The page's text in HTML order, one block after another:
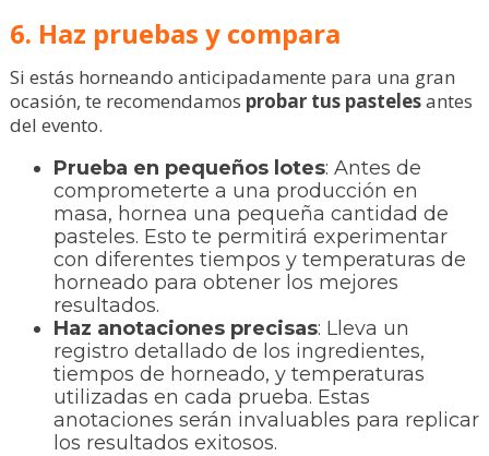
6. Haz pruebas y compara
Si estás horneando anticipadamente para una gran
ocasión, te recomendamos probar tus pastelesantes
del evento.
Prueba en pequeños lotes: Antes de
comprometerte a una producción en
masa, hornea una pequeña cantidad de
pasteles. Esto te permitirá experimentar
con diferentes tiempos y temperaturas de
horneado para obtener los mejores
resultados.
Haz anotaciones precisas: Lleva un
registro detallado de los ingredientes,
tiempos de horneado, y temperaturas
utilizadas en cada prueba. Estas
anotaciones serán invaluables para replicar
los resultados exitosos.